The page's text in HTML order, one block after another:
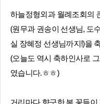
하늘정형외과 월례조회의
(원무과 권송이 선생님, 도
실 장혜정 선생님까지!)을
(오늘도 역시 축하인사로
였습니다.ㅎㅎ)
거리마다 향긋한 봄 꽃들